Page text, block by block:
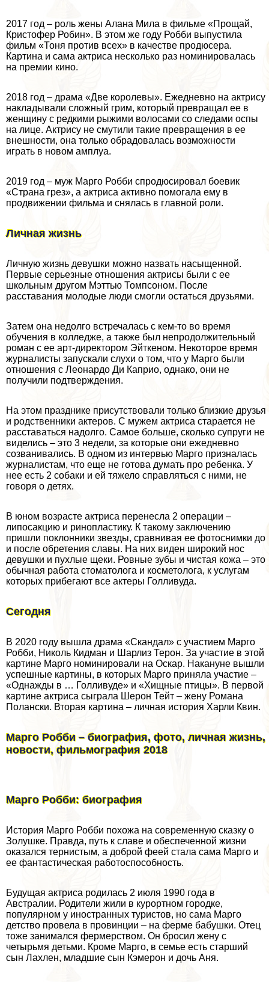
2017 год – роль жены Алана Мила в фильме «Прощай,
Кристофер Робин». В этом же году Робби выпустила
фильм «Тоня против всех» в качестве продюсера.
Картина и сама актриса несколько раз номинировалась
на премии кино.
2018 год – драма «Две королевы». Ежедневно на актрису
накладывали сложный грим, который превращал ее в
женщину с редкими рыжими волосами со следами оспы
на лице. Актрису не смутили такие превращения в ее
внешности, она только обрадовалась возможности
играть в новом амплуа.
2019 год – муж Марго Робби спродюсировал боевик
«Страна грез», а актриса активно помогала ему в
продвижении фильма и снялась в главной роли.
Личная жизнь
Личную жизнь дeвyшки можно назвать насыщенной.
Первые серьезные отношения актрисы были с ее
школьным другом Мэттью Томпсоном. После
расставания молодые люди смогли остаться друзьями.
Затем она недолго встречалась с кем-то во время
обучения в колледже, а также был непродолжительный
роман с ее арт-директором Эйткеном. Некоторое время
журналисты запускали слухи о том, что у Марго были
отношения с Леонардо Ди Каприо, однако, они не
получили подтверждения.
На этом празднике присутствовали только близкие друзья
и родственники актеров. С мужем актриса старается не
расставаться надолго. Самое больше, сколько супруги не
виделись – это 3 недели, за которые они ежедневно
созванивались. В одном из интервью Марго призналась
журналистам, что еще не готова думать про ребенка. У
нее есть 2 собаки и ей тяжело справляться с ними, не
говоря о детях.
В юном возрасте актриса перенесла 2 операции –
липосакцию и ринопластику. К такому заключению
пришли поклонники звезды, сравнивая ее фотоснимки до
и после обретения славы. На них виден широкий нос
дeвyшки и пухлые щеки. Ровные зубы и чистая кожа – это
обычная работа стоматолога и косметолога, к услугам
которых прибегают все актеры Голливуда.
Сегодня
В 2020 году вышла драма «Скандал» с участием Марго
Робби, Николь Кидман и Шарлиз Терон. За участие в этой
картине Марго номинировали на Оскар. Накануне вышли
успешные картины, в которых Марго приняла участие –
«Однажды в … Голливуде» и «Хищные птицы». В первой
картине актриса сыграла Шерон Тейт – жену Романа
Полански. Вторая картина – личная история Харли Квин.
Марго Робби – биография, фото, личная жизнь,
новости, фильмография 2018
Марго Робби: биография
История Марго Робби похожа на современную сказку о
Золушке. Правда, путь к славе и обеспеченной жизни
оказался тернистым, а доброй феей стала сама Марго и
ее фантастическая работоспособность.
Будущая актриса родилась 2 июля 1990 года в
Австралии. Родители жили в курортном городке,
популярном у иностранных туристов, но сама Марго
детство провела в провинции – на ферме бабушки. Отец
тоже занимался фермерством. Он бросил жену с
четырьмя детьми. Кроме Марго, в семье есть старший
сын Лахлен, младшие сын Кэмерон и дочь Аня.